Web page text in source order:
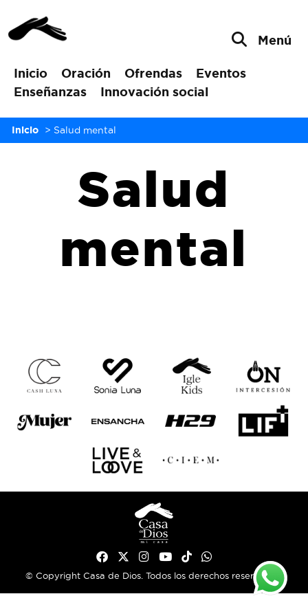
Inicio Oración Ofrendas
Eventos
Enseñanzas
Innovación social
Menú
Inicio > Salud mental
Salud
mental
© Copyright Casa de Dios. Todos los derechos reservados.